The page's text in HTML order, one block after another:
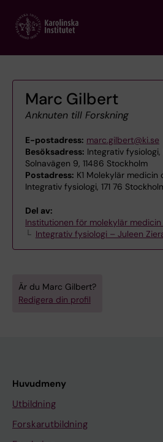
main
Marc Gilbert
Anknuten till Forskning
E-postadress: marc.gilbert@ki.se
Besöksadress: Integrativ
Solnavägen 9, 11486 Stockholm
Postadress: K1 Molekylär medicin
Integrativ fysiologi, 171 76
Del av:
Institutionen för molekylär
Integrativ fysiologi – Juleen
Är du Marc Gilbert?
Redigera din profil
Huvudmeny
Utbildning
Forskarutbildning